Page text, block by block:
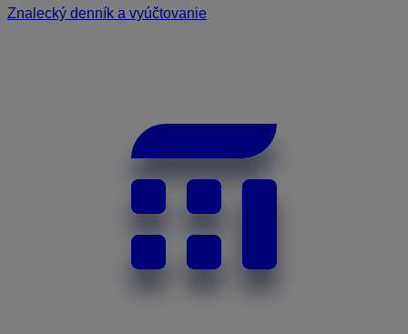
Znalecký denník a vyúčtovanie